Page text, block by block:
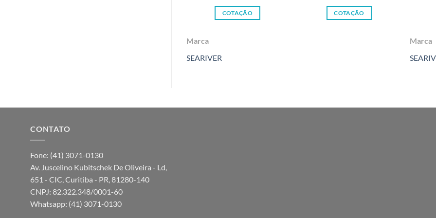
COTAÇÃO
Marca
SEARIVER
COTAÇÃO
Marca
CONTATO
Fone: (41) 3071-0130
Av. Juscelino Kubitschek De Oliveira - Ld,
651 - CIC, Curitiba - PR, 81280-140
CNPJ: 82.322.348/0001-60
Whatsapp: (41) 3071-0130